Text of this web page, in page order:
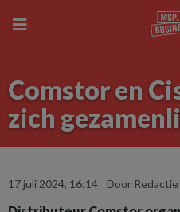
Comstor en
zich
17 juli 2024, 16:14 Door Redactie